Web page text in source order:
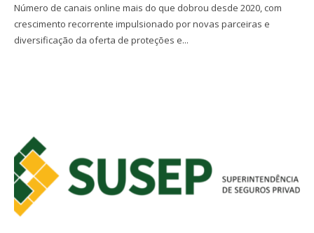
Número de canais online mais do que dobrou desde 2020, com
crescimento recorrente impulsionado por novas parceiras e
diversificação da oferta de proteções e...